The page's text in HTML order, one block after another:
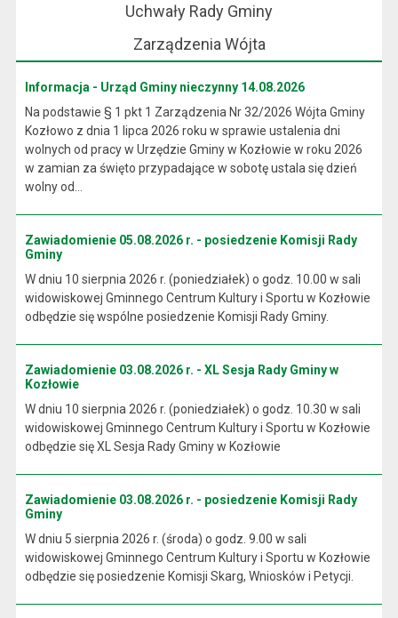
Uchwały Rady Gminy
Zarządzenia Wójta
Informacja - Urząd Gminy nieczynny 14.08.2026
Na podstawie § 1 pkt 1 Zarządzenia Nr 32/2026 Wójta Gminy
Kozłowo z dnia 1 lipca 2026 roku w sprawie ustalenia dni
wolnych od pracy w Urzędzie Gminy w Kozłowie w roku 2026
w zamian za święto przypadające w sobotę ustala się dzień
wolny od...
Zawiadomienie 05.08.2026 r. - posiedzenie Komisji Rady
Gminy
W dniu 10 sierpnia 2026 r. (poniedziałek) o godz. 10.00 w sali
widowiskowej Gminnego Centrum Kultury i Sportu w Kozłowie
odbędzie się wspólne posiedzenie Komisji Rady Gminy.
Zawiadomienie 03.08.2026 r. - XL Sesja Rady Gminy w
Kozłowie
W dniu 10 sierpnia 2026 r. (poniedziałek) o godz. 10.30 w sali
widowiskowej Gminnego Centrum Kultury i Sportu w Kozłowie
odbędzie się XL Sesja Rady Gminy w Kozłowie
Zawiadomienie 03.08.2026 r. - posiedzenie Komisji Rady
Gminy
W dniu 5 sierpnia 2026 r. (środa) o godz. 9.00 w sali
widowiskowej Gminnego Centrum Kultury i Sportu w Kozłowie
odbędzie się posiedzenie Komisji Skarg, Wniosków i Petycji.